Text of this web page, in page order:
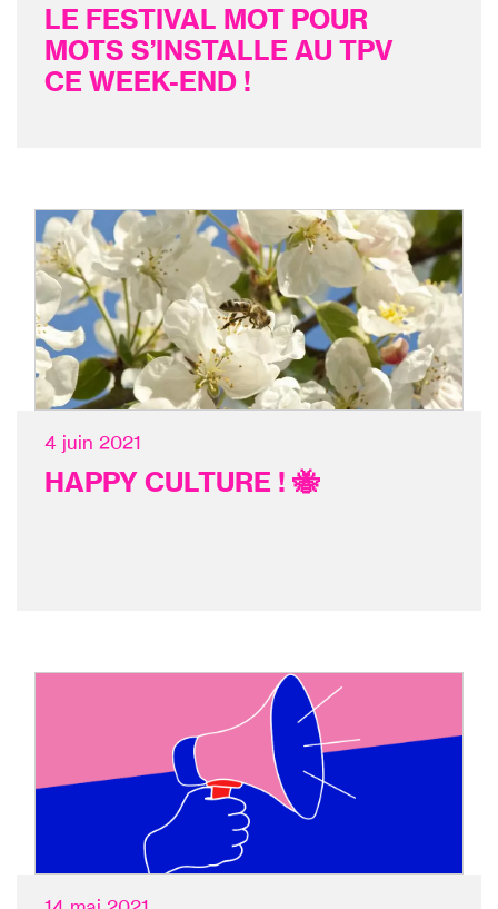
LE FESTIVAL MOT POUR
MOTS S’INSTALLE AU TPV
CE WEEK-END !
4 juin 2021
HAPPY CULTURE ! 🐝